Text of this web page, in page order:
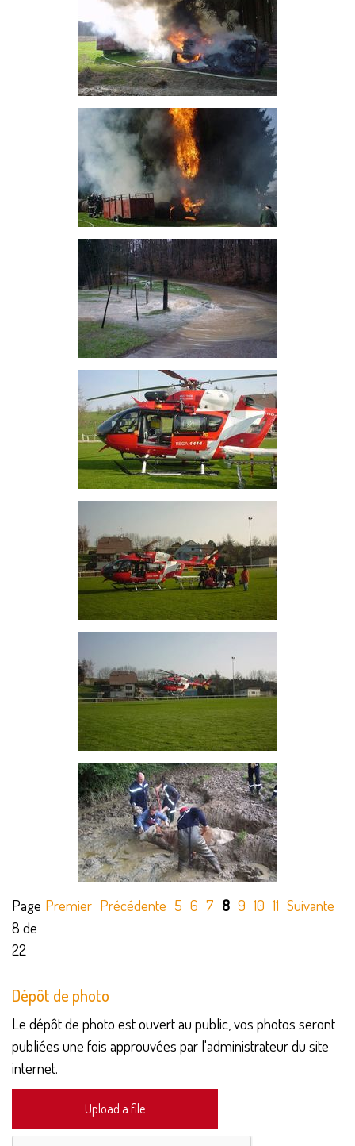
Page
8 de
22
Premier Précédente 5 6 7 8 9 10 11 Suivante
Dépôt de photo
Le dépôt de photo est ouvert au public, vos photos seront
publiées une fois approuvées par l'administrateur du site
internet.
Upload a file